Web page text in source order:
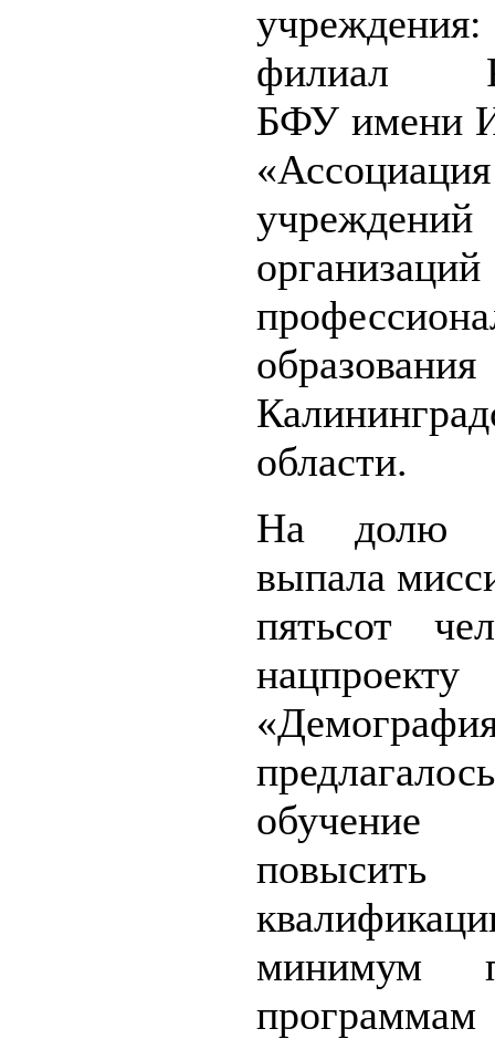
филиал
БФУ имени
«Ассоциация
организаций
образования
области.
На долю
выпала
пятьсот
нацпроекту
повысить
минимум